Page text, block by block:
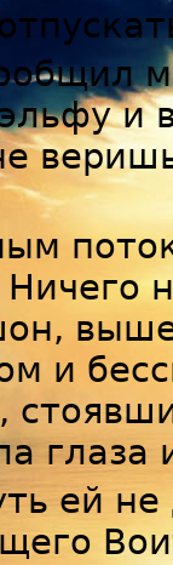
и
и
глаза
ей